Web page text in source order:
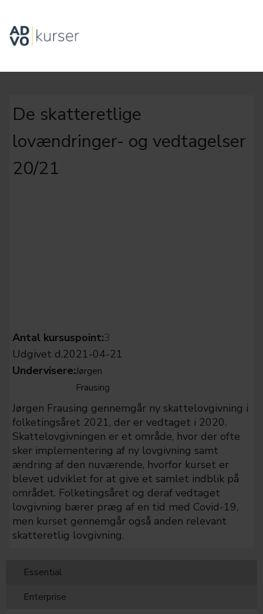
De skatteretlige
lovændringer- og vedtagelser
20/21
Antal kursuspoint:3
Udgivet d.2021-04-21
Undervisere:Jørgen
Frausing
Jørgen Frausing gennemgår ny skattelovgivning i
folketingsåret 2021, der er vedtaget i 2020.
Skattelovgivningen er et område, hvor der ofte
sker implementering af ny lovgivning samt
ændring af den nuværende, hvorfor kurset er
blevet udviklet for at give et samlet indblik på
området. Folketingsåret og deraf vedtaget
lovgivning bærer præg af en tid med Covid-19,
men kurset gennemgår også anden relevant
skatteretlig lovgivning.
Essential
Enterprise